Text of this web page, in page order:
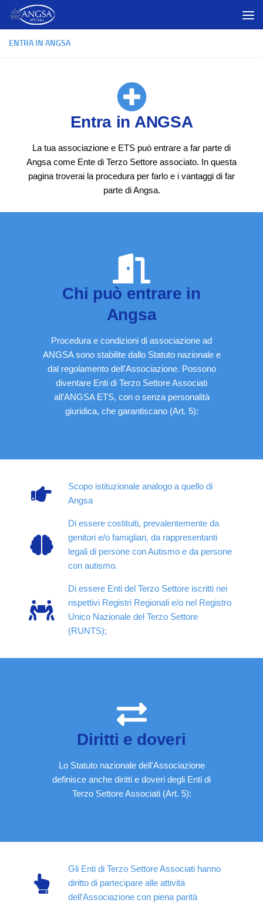
Salta al contenuto
ENTRA IN ANGSA
Entra in ANGSA
La tua associazione e ETS può entrare a far parte di
Angsa come Ente di Terzo Settore associato. In questa
pagina troverai la procedura per farlo e i vantaggi di far
parte di Angsa.
Chi può entrare in
Angsa
Procedura e condizioni di associazione ad
ANGSA sono stabilite dallo Statuto nazionale e
dal regolamento dell'Associazione. Possono
diventare Enti di Terzo Settore Associati
all’ANGSA ETS, con o senza personalità
giuridica, che garantiscano (Art. 5):
Scopo istituzionale analogo a quello di
Angsa
Di essere costituiti, prevalentemente da
genitori e/o famigliari, da rappresentanti
legali di persone con Autismo e da persone
con autismo.
Di essere Enti del Terzo Settore iscritti nei
rispettivi Registri Regionali e/o nel Registro
Unico Nazionale del Terzo Settore
(RUNTS);
Diritti e doveri
Lo Statuto nazionale dell'Associazione
definisce anche diritti e doveri degli Enti di
Terzo Settore Associati (Art. 5):
Gli Enti di Terzo Settore Associati hanno
diritto di partecipare alle attività
dell’Associazione con piena parità